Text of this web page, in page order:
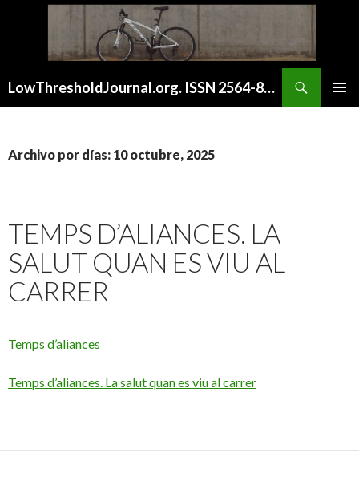
LowThresholdJournal.org. ISSN 2564-8128
Archivo por días: 10 octubre, 2025
TEMPS D’ALIANCES. LA
SALUT QUAN ES VIU AL
CARRER
Temps d’aliances
Temps d’aliances. La salut quan es viu al carrer